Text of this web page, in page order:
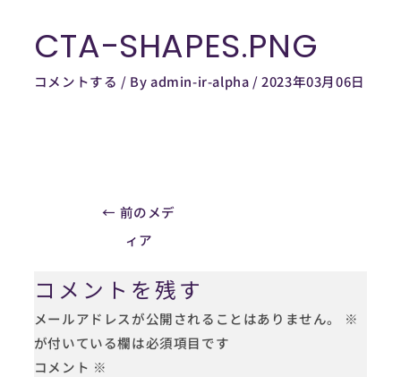
CTA-SHAPES.PNG
コメントする / Byadmin-ir-alpha /2023年03月06日
Post
navigation
← 前のメデ
ィア
コメントを残す
メールアドレスが公開されることはありません。
※
が付いている欄は必須項目です
コメント ※